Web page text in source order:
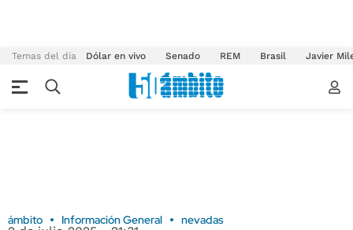
Temas del día Dólar en vivo Senado REM Brasil Javier
ámbito Información General nevadas